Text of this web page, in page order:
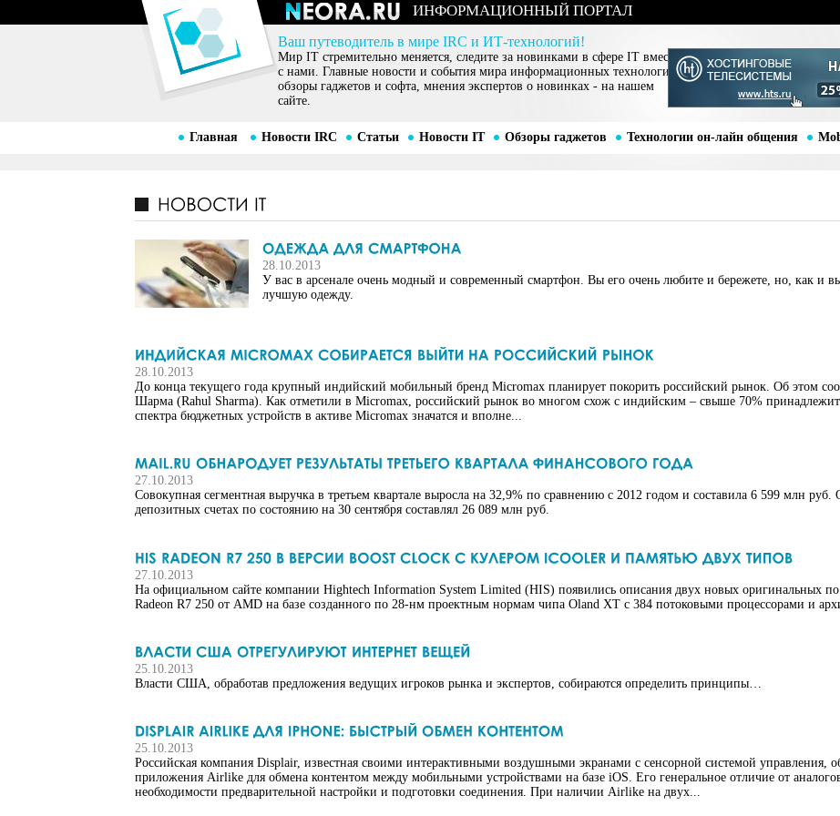
ИНФОРМАЦИОННЫЙ ПОРТАЛ
Ваш путеводитель в мире IRC и ИТ-технологий!
Мир IT стремительно меняется, следите за новинками в сфере IT вместе
с нами. Главные новости и события мира информационных технологий,
обзоры гаджетов и софта, мнения экспертов о новинках - на нашем
сайте.
Главная Новости IRC Статьи Новости IT Обзоры гаджетов Технологии он-лайн общения
28.10.2013
У вас в арсенале очень модный и современный смартфон. Вы его очень любите и бережете, но, как и
лучшую одежду.
28.10.2013
До конца текущего года крупный индийский мобильный бренд Micromax планирует покорить российский рынок. Об этом
Шарма (Rahul Sharma). Как отметили в Micromax, российский рынок во многом схож с индийским – свыше 70%
спектра бюджетных устройств в активе Micromax значатся и вполне...
27.10.2013
Совокупная сегментная выручка в третьем квартале выросла на 32,9% по сравнению с 2012 годом и составила 6 599 млн
депозитных счетах по состоянию на 30 сентября составлял 26 089 млн руб.
27.10.2013
На официальном сайте компании Hightech Information System Limited (HIS) появились описания двух новых оригинальных по
Radeon R7 250 от AMD на базе созданного по 28-нм проектным нормам чипа Oland XT с 384 потоковыми процессорами и
25.10.2013
Власти США, обработав предложения ведущих игроков рынка и экспертов, собираются определить принципы…
25.10.2013
Российская компания Displair, известная своими интерактивными воздушными экранами с сенсорной системой управления,
приложения Airlike для обмена контентом между мобильными устройствами на базе iOS. Его генеральное отличие от
необходимости предварительной настройки и подготовки соединения. При наличии Airlike на двух...